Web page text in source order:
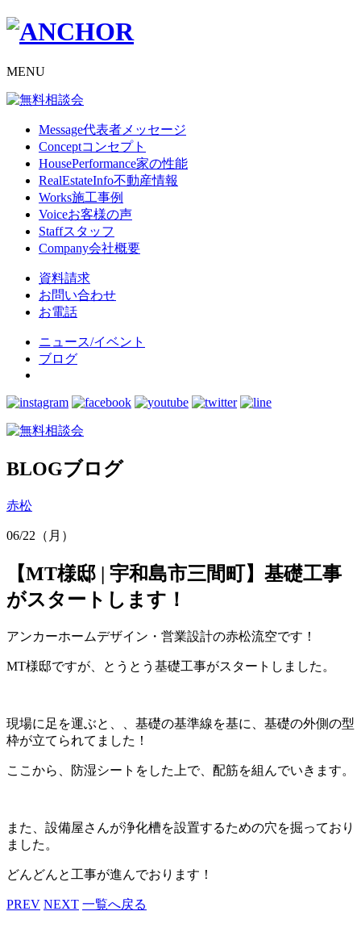
MENU
Message代表者メッセージ
Conceptコンセプト
HousePerformance家の性能
RealEstateInfo不動産情報
Works施工事例
Voiceお客様の声
Staffスタッフ
Company会社概要
資料請求
お問い合わせ
お電話
ニュース/イベント
ブログ
BLOGブログ
赤松
06/22（月）
【MT様邸 | 宇和島市三間町】基礎工事
がスタートします！
アンカーホームデザイン・営業設計の赤松流空です！
MT様邸ですが、とうとう基礎工事がスタートしました。
現場に足を運ぶと、、基礎の基準線を基に、基礎の外側の型
枠が立てられてました！
ここから、防湿シートをした上で、配筋を組んでいきます。
また、設備屋さんが浄化槽を設置するための穴を掘っており
ました。
どんどんと工事が進んでおります！
PREV NEXT 一覧へ戻る